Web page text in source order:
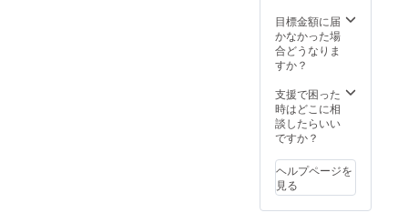
目標金額に届
かなかった場
合どうなりま
すか？
支援で困った
時はどこに相
談したらいい
ですか？
ヘルプページを
見る